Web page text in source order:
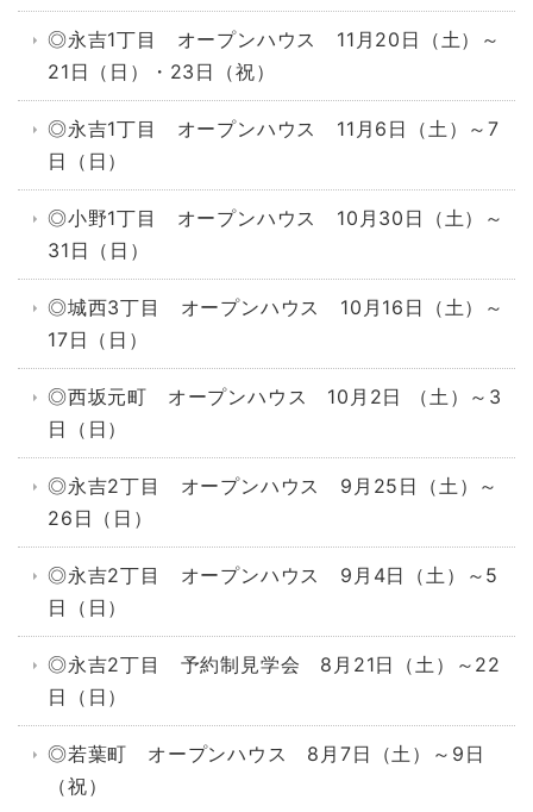
◎永吉1丁目 オープンハウス 11月20日（土）～
21日（日）・23日（祝）
◎永吉1丁目 オープンハウス 11月6日（土）～7
日（日）
◎小野1丁目 オープンハウス 10月30日（土）～
31日（日）
◎城西3丁目 オープンハウス 10月16日（土）～
17日（日）
◎西坂元町 オープンハウス 10月2日 （土）～3
日（日）
◎永吉2丁目 オープンハウス 9月25日（土）～
26日（日）
◎永吉2丁目 オープンハウス 9月4日（土）～5
日（日）
◎永吉2丁目 予約制見学会 8月21日（土）～22
日（日）
◎若葉町 オープンハウス 8月7日（土）～9日
（祝）